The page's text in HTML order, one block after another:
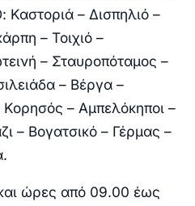
Καστοριά – Δισπηλιό –
– Τοιχιό –
– Σταυροπόταμος –
– Βέργα –
Κορησός – Αμπελόκηποι –
– Βογατσικό – Γέρμας –
ώρες από 09.00 έως